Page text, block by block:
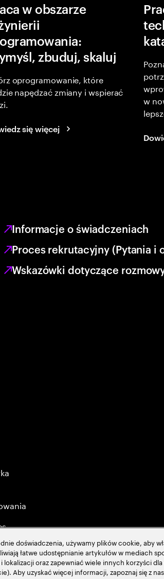
w obszarze
zbuduj, skaluj
oprogramowanie, które
napędzać zmiany i wspierać
się więcej
w
Informacje o świadczeniach
Proces rekrutacyjny (Pytania i
Wskazówki dotyczące
doświadczenia, używamy plików cookie, aby
łatwe udostępnianie artykułów w mediach
oraz zapewniać wiele innych korzyści
Aby uzyskać więcej informacji, zapoznaj się z